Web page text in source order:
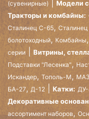
(сувенирные)
Модели
Тракторы и комбайны:
Сталинец С-65,
болотоходный, Комбайны,
серии
Витрины,
Подставки "Лесенка",
Искандер, Тополь-М,
БА-27, Д-12 Катки:
Декоративные
ассортимент наборов,